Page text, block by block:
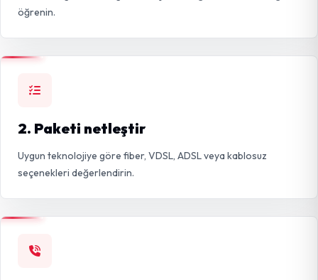
öğrenin.
2. Paketi netleştir
Uygun teknolojiye göre fiber, VDSL, ADSL veya kablosuz
seçenekleri değerlendirin.